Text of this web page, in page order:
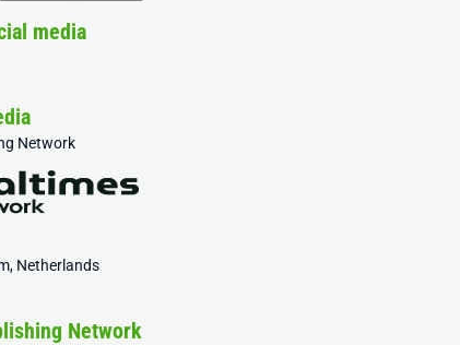
media
Network
Netherlands
Network